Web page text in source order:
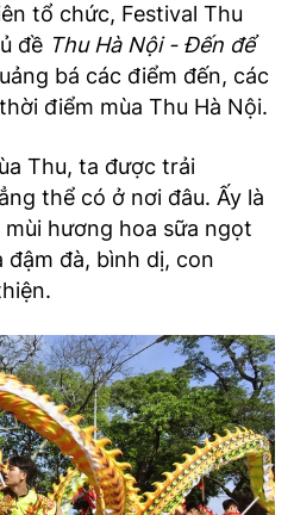
tổ chức, Festival Thu
đề Thu Hà Nội - Đến để
bá các điểm đến, các
điểm mùa Thu Hà Nội.
Thu, ta được trải
thể có ở nơi đâu. Ấy là
hương hoa sữa ngọt
đà, bình dị, con